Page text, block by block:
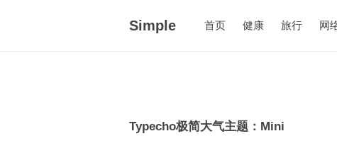
Simple 首页 健康 旅行 网
Typecho极简大气主题：Mini